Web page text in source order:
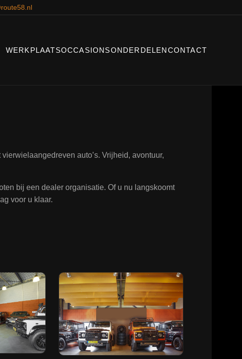
WERKPLAATSOCCASIONSONDERDELENCONTACT
auto’s. Vrijheid, avontuur,
bij een dealer organisatie. Of u nu langskoomt
voor u klaar.